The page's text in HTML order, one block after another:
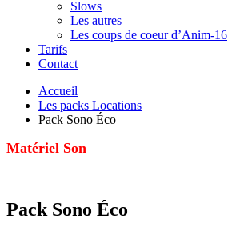
Slows
Les autres
Les coups de coeur d’Anim-16
Tarifs
Contact
Accueil
Les packs Locations
Pack Sono Éco
Matériel Son
Pack Sono Éco